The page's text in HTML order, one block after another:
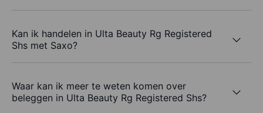
Kan ik handelen in Ulta Beauty Rg Registered
Shs met Saxo?
Waar kan ik meer te weten komen over
beleggen in Ulta Beauty Rg Registered Shs?